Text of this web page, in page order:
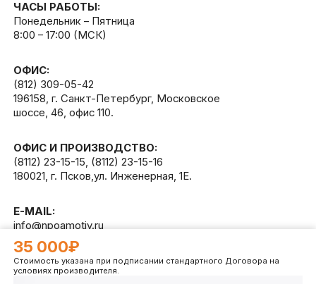
35 000₽
Стоимость указана при подписании стандартного Договора на
условиях производителя.
ЧАСЫ РАБОТЫ:
Понедельник – Пятница
8:00 – 17:00 (МСК)
ОФИС:
(812) 309-05-42
196158, г. Санкт-Петербург, Московское
шоссе, 46, офис 110.
ОФИС И ПРОИЗВОДСТВО:
(8112) 23-15-15, (8112) 23-15-16
180021, г. Псков,ул. Инженерная, 1Е.
E-MAIL:
info@npoamotiv.ru
Разработано вWEBCETERA